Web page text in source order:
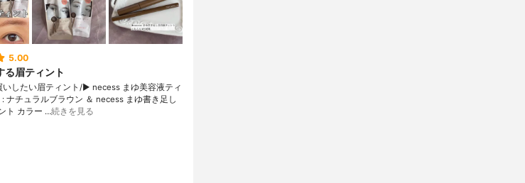
5.00
る眉ティント
いしたい眉ティント/▶︎ necess まゆ美容液ティ
: ナチュラルブラウン ＆ necess まゆ書き足し
ト カラー …続きを見る